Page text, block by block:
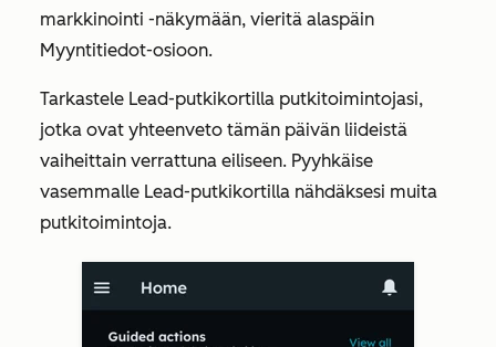
markkinointi -näkymään, vieritä alaspäin
Myyntitiedot-osioon.
Tarkastele Lead-putkikortilla putkitoimintojasi,
jotka ovat yhteenveto tämän päivän liideistä
vaiheittain verrattuna eiliseen. Pyyhkäise
vasemmalle Lead-putkikortilla nähdäksesi muita
putkitoimintoja.